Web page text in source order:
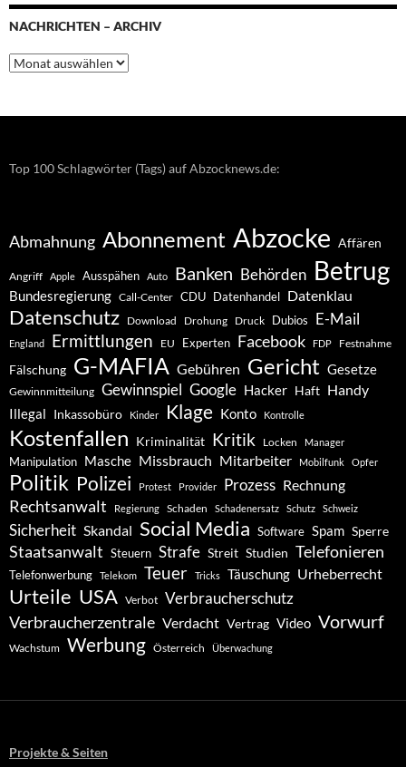
NACHRICHTEN – ARCHIV
Nachrichten
–
Top 100 Schlagwörter (Tags) auf Abzocknews.de:
Abmahnung Abonnement Abzocke Affären
Angriff Apple Ausspähen Auto Banken Behörden Betrug
Bundesregierung Call-Center CDU Datenhandel Datenklau
Datenschutz Download Drohung Druck Dubios E-Mail
England Ermittlungen EU Experten Facebook FDP Festnahme
Fälschung G-MAFIA Gebühren Gericht Gesetze
Gewinnmitteilung Gewinnspiel Google Hacker Haft Handy
Illegal Inkassobüro Kinder Klage Konto Kontrolle
Kostenfallen Kriminalität Kritik Locken Manager
Manipulation Masche Missbrauch Mitarbeiter Mobilfunk Opfer
Politik Polizei Protest Provider Prozess Rechnung
Rechtsanwalt Regierung Schaden Schadenersatz Schutz Schweiz
Sicherheit Skandal Social Media Software Spam Sperre
Staatsanwalt Steuern Strafe Streit Studien Telefonieren
Telefonwerbung Telekom Teuer Tricks Täuschung Urheberrecht
Urteile USA Verbot Verbraucherschutz
Verbraucherzentrale Verdacht Vertrag Video Vorwurf
Wachstum Werbung Österreich Überwachung
Projekte & Seiten